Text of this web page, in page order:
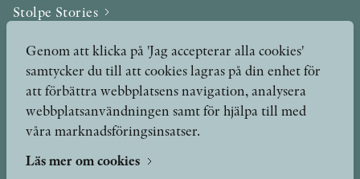
Stolpe Stories
Utmärkelser & Format
Utmärkelser
Övriga format
Genom att klicka på 'Jag accepterar alla cookies'
samtycker du till att cookies lagras på din enhet för
att förbättra webbplatsens navigation, analysera
webbplatsanvändningen samt för hjälpa till med
våra marknadsföringsinsatser.
Läs mer om cookies